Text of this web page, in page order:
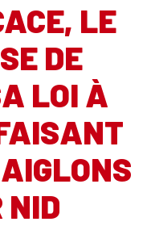
LE
DE
LOI À
NID